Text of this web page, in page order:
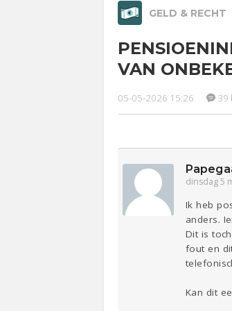
GELD & RECHT
VAN
05-05-2026 15:26 39
dinsdag 5
Ik heb
anders.
Dit is
fout en
Kan dit